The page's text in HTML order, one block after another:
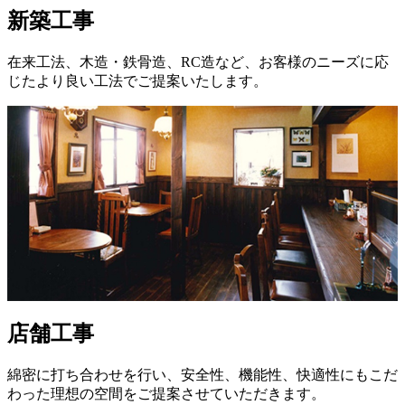
新築工事
在来工法、木造・鉄骨造、RC造など、お客様のニーズに応
じたより良い工法でご提案いたします。
店舗工事
綿密に打ち合わせを行い、安全性、機能性、快適性にもこだ
わった理想の空間をご提案させていただきます。